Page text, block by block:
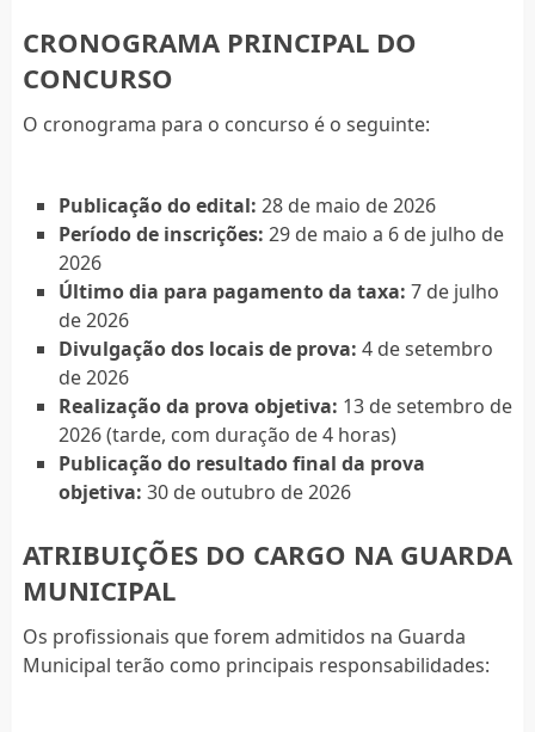
CRONOGRAMA PRINCIPAL DO
CONCURSO
O cronograma para o concurso é o seguinte:
Publicação do edital: 28 de maio de 2026
Período de inscrições: 29 de maio a 6 de julho de
2026
Último dia para pagamento da taxa: 7 de julho
de 2026
Divulgação dos locais de prova: 4 de setembro
de 2026
Realização da prova objetiva: 13 de setembro de
2026 (tarde, com duração de 4 horas)
Publicação do resultado final da prova
objetiva: 30 de outubro de 2026
ATRIBUIÇÕES DO CARGO NA GUARDA
MUNICIPAL
Os profissionais que forem admitidos na Guarda
Municipal terão como principais responsabilidades: